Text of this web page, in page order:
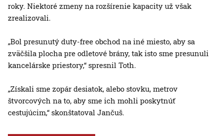
roky. Niektoré zmeny na rozšírenie kapacity už však
zrealizovali.
„Bol presunutý duty-free obchod na iné miesto, aby sa
zväčšila plocha pre odletové brány, tak isto sme presunuli
kancelárske priestory,“ spresnil Toth.
„Získali sme zopár desiatok, alebo stovku, metrov
štvorcových na to, aby sme ich mohli poskytnúť
cestujúcim,“ skonštatoval Jančuš.